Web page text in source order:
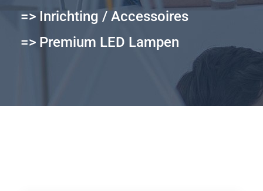
=> Inrichting / Accessoires
=> Premium LED Lampen